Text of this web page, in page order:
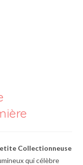
Collectionneuse
qui célèbre